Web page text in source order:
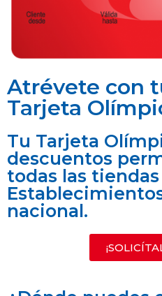
Atrévete con
Tarjeta
Tu Tarjeta
descuentos
todas las
nacional.